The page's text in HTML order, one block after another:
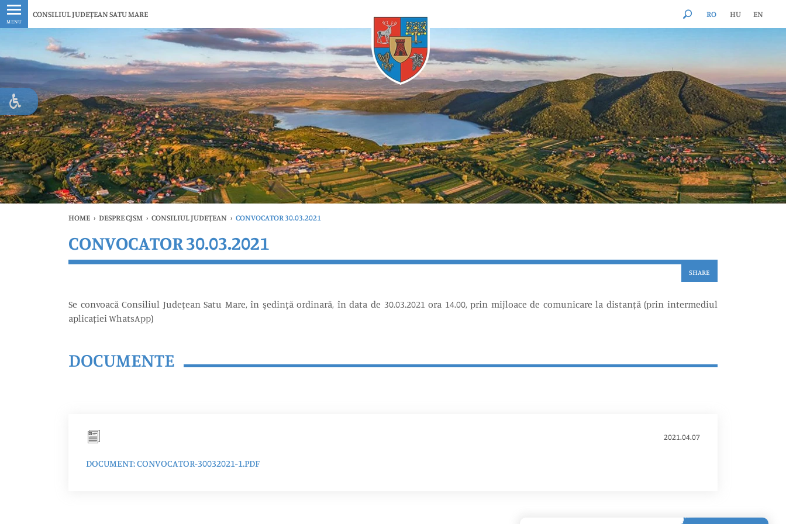
MENU
CONSILIUL JUDEȚEAN SATU MARE RO HU EN
HOME › DESPRE CJSM › CONSILIUL JUDEȚEAN › CONVOCATOR 30.03.2021
CONVOCATOR 30.03.2021
SHARE
Se convoacă Consiliul Judeţean Satu Mare, în şedinţă ordinară, în data de 30.03.2021 ora 14.00, prin mijloace de comunicare la distanță (prin intermediul
aplicației WhatsApp)
DOCUMENTE
2021.04.07
DOCUMENT: CONVOCATOR-30032021-1.PDF